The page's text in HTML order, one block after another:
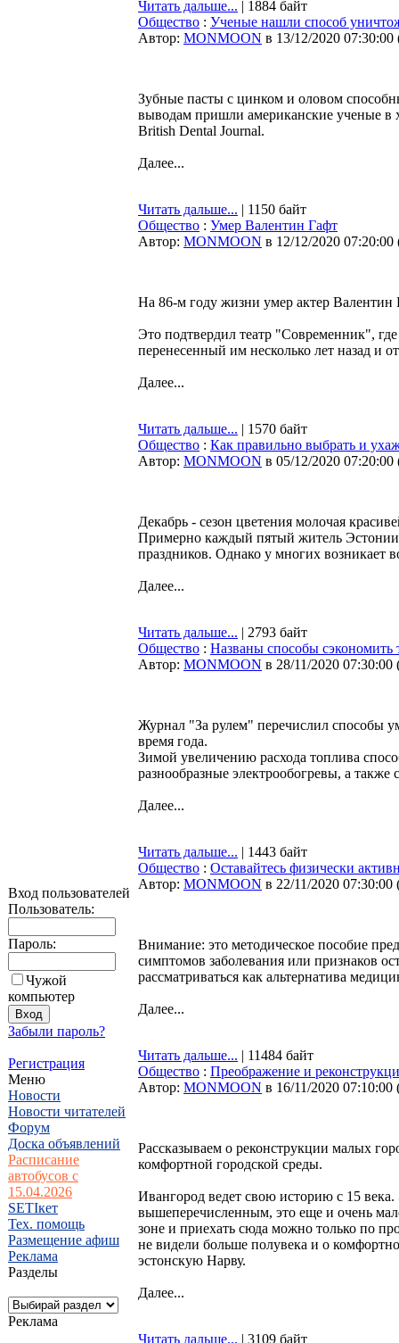
Вход пользователей
Пользователь:
Пароль:
Чужой
компьютер
Забыли пароль?
Регистрация
Меню
Новости
Новости читателей
Форум
Доска объявлений
Расписание
автобусов с
15.04.2026
SETIкет
Тех. помощь
Размещение афиш
Реклама
Разделы
Реклама
Читать дальше... | 1884 байт
Общество : Ученые нашли способ
Автор: MONMOON в 13/12/2020 07:30:00
Зубные пасты с цинком и оловом
выводам пришли американские ученые в
British Dental Journal.
Далее...
Читать дальше... | 1150 байт
Общество : Умер Валентин Гафт
Автор: MONMOON в 12/12/2020 07:20:00
На 86-м году жизни умер актер
Это подтвердил театр "Современник",
перенесенный им несколько лет назад и
Далее...
Читать дальше... | 1570 байт
Общество : Как правильно выбрать и
Автор: MONMOON в 05/12/2020 07:20:00
Декабрь - сезон цветения молочая
Примерно каждый пятый житель Эстонии
праздников. Однако у многих возникает
Далее...
Читать дальше... | 2793 байт
Общество : Названы способы сэкономить
Автор: MONMOON в 28/11/2020 07:30:00
Журнал "За рулем" перечислил способы
время года.
Зимой увеличению расхода топлива
разнообразные электрообогревы, а также
Далее...
Читать дальше... | 1443 байт
Общество : Оставайтесь физически
Автор: MONMOON в 22/11/2020 07:30:00
Внимание: это методическое пособие
симптомов заболевания или признаков
рассматриваться как альтернатива
Далее...
Читать дальше... | 11484 байт
Общество : Преображение и
Автор: MONMOON в 16/11/2020 07:10:00
Рассказываем о реконструкции малых
комфортной городской среды.
Ивангород ведет свою историю с 15
вышеперечисленным, это еще и очень
зоне и приехать сюда можно только по
не видели больше полувека и о
эстонскую Нарву.
Далее...
Читать дальше... | 3109 байт